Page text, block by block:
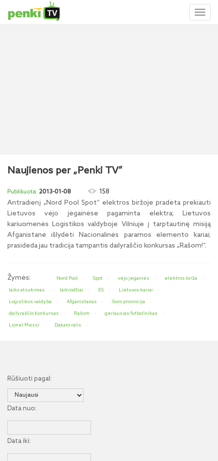
Naujienos per „Penki TV“
2013-01-08 158
Antradienį „Nord Pool Spot“ elektros biržoje pradėta prekiauti
Lietuvos vėjo jėgainėse pagaminta elektra; Lietuvos
kariuomenės Logistikos valdyboje Vilniuje į tarptautinę misiją
Afganistane išlydėti Nacionalinės paramos elemento kariai;
prasideda jau tradicija tampantis dailyraščio konkursas „Rašom!“.
Žymės: Nord Pool Spot vėjo jėgainės
elektros birža
laiko atsukimas
laikrodžiai ES
Lietuvos kariai
Logistikos valdyba
Afganistanas
Goro provincija
dailyraščio konkursas
Rašom
geriausias futbolinikas
Lionel Messi
Dakaro ralis
Rūšiuoti pagal:
Data nuo:
Data iki: